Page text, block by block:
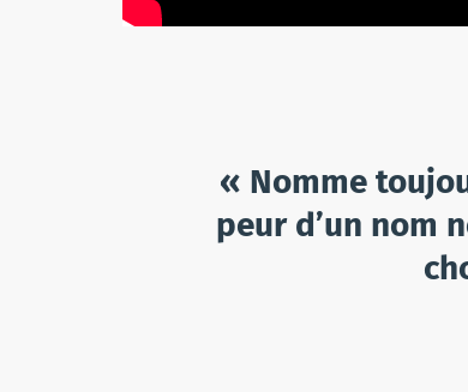
« Nomme
peur d’un nom